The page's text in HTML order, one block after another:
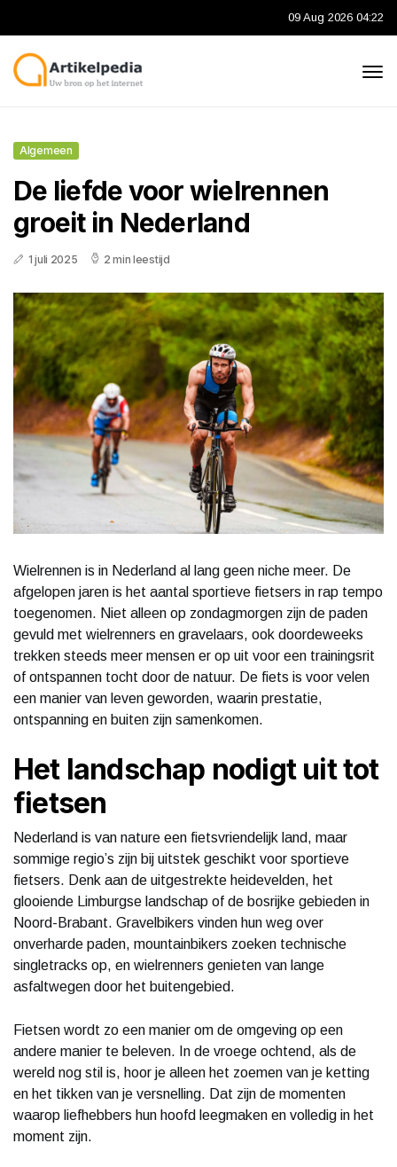
09 Aug 2026 04:22
Algemeen
De liefde voor wielrennen
groeit in Nederland
1 juli 2025 2 min leestijd
Wielrennen is in Nederland al lang geen niche meer. De
afgelopen jaren is het aantal sportieve fietsers in rap tempo
toegenomen. Niet alleen op zondagmorgen zijn de paden
gevuld met wielrenners en gravelaars, ook doordeweeks
trekken steeds meer mensen er op uit voor een trainingsrit
of ontspannen tocht door de natuur. De fiets is voor velen
een manier van leven geworden, waarin prestatie,
ontspanning en buiten zijn samenkomen.
Het landschap nodigt uit tot
fietsen
Nederland is van nature een fietsvriendelijk land, maar
sommige regio’s zijn bij uitstek geschikt voor sportieve
fietsers. Denk aan de uitgestrekte heidevelden, het
glooiende Limburgse landschap of de bosrijke gebieden in
Noord-Brabant. Gravelbikers vinden hun weg over
onverharde paden, mountainbikers zoeken technische
singletracks op, en wielrenners genieten van lange
asfaltwegen door het buitengebied.
Fietsen wordt zo een manier om de omgeving op een
andere manier te beleven. In de vroege ochtend, als de
wereld nog stil is, hoor je alleen het zoemen van je ketting
en het tikken van je versnelling. Dat zijn de momenten
waarop liefhebbers hun hoofd leegmaken en volledig in het
moment zijn.